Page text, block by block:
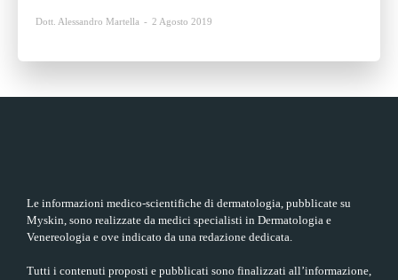
Dott. Alessandro Martella - 2 Agosto 2019
Le informazioni medico-scientifiche di dermatologia, pubblicate su
Myskin, sono realizzate da medici specialisti in Dermatologia e
Venereologia e ove indicato da una redazione dedicata.
Tutti i contenuti proposti e pubblicati sono finalizzati all’informazione,